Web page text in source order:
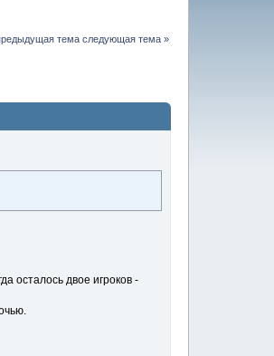
тема следующая тема »
осталось двое игроков -